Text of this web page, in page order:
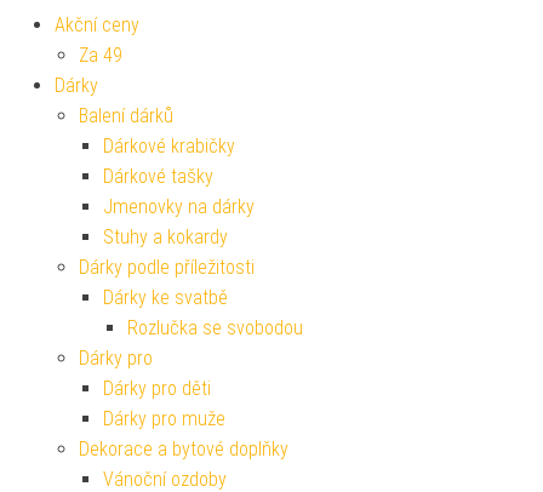
Akční ceny
Za 49
Dárky
Balení dárků
Dárkové krabičky
Dárkové tašky
Jmenovky na dárky
Stuhy a kokardy
Dárky podle příležitosti
Dárky ke svatbě
Rozlučka se svobodou
Dárky pro
Dárky pro děti
Dárky pro muže
Dekorace a bytové doplňky
Vánoční ozdoby